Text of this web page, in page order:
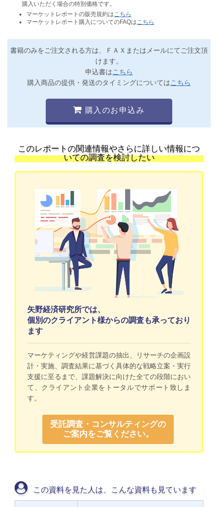
購入いただく場合の特別価格です。
マーケットレポートの販売規約は こちら
マーケットレポート購入についてのFAQは こちら
書籍のみをご注文される方は、ＦＡＸまたはメールにてご注文頂
けます。
申込書はこちら
購入商品の提供・発送のタイミングについてはこちら
購入のお申込み
このレポートの関連情報やさらに詳しい情報につ
いての調査を検討したい
矢野経済研究所では、
個別のクライアント様からの調査も承っており
ます
マーケティングや経営課題の抽出、リサーチの企画設
計・実施、調査結果に基づく具体的な戦略立案・実行
支援に至るまで、課題解決に向けた全ての段階におい
て、クライアント企業をトータルでサポート致しま
す。
受託調査・コンサルティングの
ご案内をご覧ください。
この資料を見た人は、こんな資料も見ています